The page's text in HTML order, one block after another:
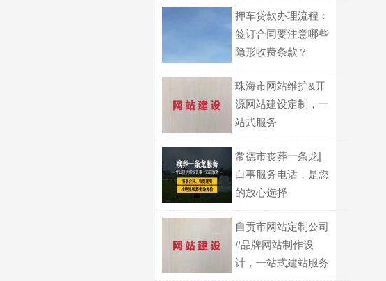
押车贷款办理流程：
签订合同要注意哪些
隐形收费条款？
珠海市网站维护&开
源网站建设定制，一
站式服务
常德市丧葬一条龙|
白事服务电话，是您
的放心选择
自贡市网站定制公司
#品牌网站制作设
计，一站式建站服务